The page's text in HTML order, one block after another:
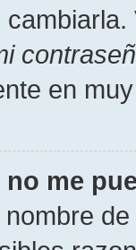
en
no me